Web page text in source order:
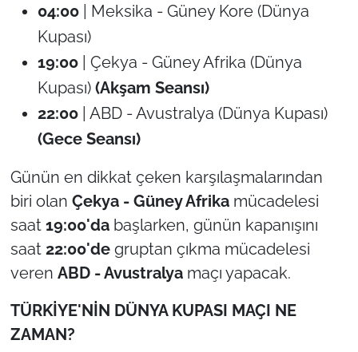
04:00| Meksika - Güney Kore (Dünya
Kupası)
19:00| Çekya - Güney Afrika (Dünya
Kupası) (Akşam Seansı)
22:00| ABD - Avustralya (Dünya Kupası)
(Gece Seansı)
Günün en dikkat çeken karşılaşmalarından
biri olan Çekya - Güney Afrikamücadelesi
saat 19:00'dabaşlarken, günün kapanışını
saat 22:00'degruptan çıkma mücadelesi
veren ABD - Avustralyamaçı yapacak.
TÜRKİYE'NİN DÜNYA KUPASI MAÇI NE
ZAMAN?